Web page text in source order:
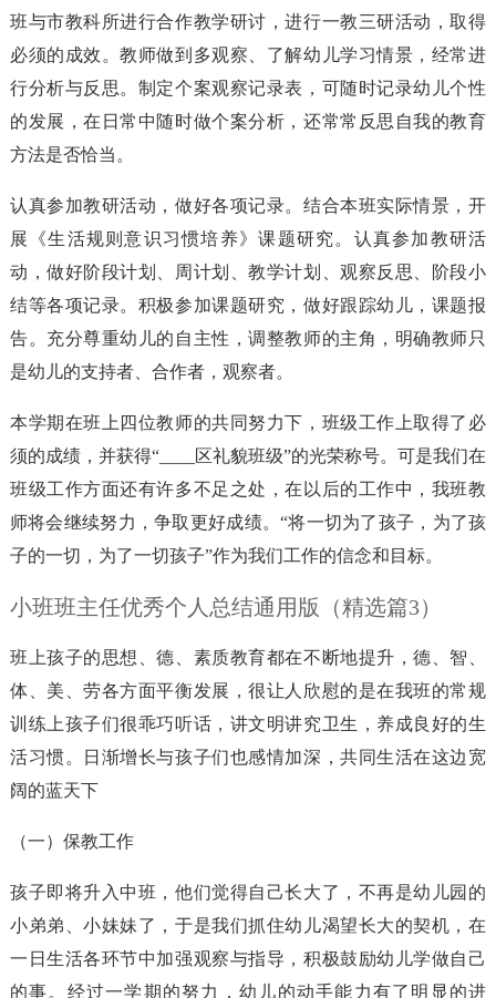
班与市教科所进行合作教学研讨，进行一教三研活动，取得
必须的成效。教师做到多观察、了解幼儿学习情景，经常进
行分析与反思。制定个案观察记录表，可随时记录幼儿个性
的发展，在日常中随时做个案分析，还常常反思自我的教育
方法是否恰当。
认真参加教研活动，做好各项记录。结合本班实际情景，开
展《生活规则意识习惯培养》课题研究。认真参加教研活
动，做好阶段计划、周计划、教学计划、观察反思、阶段小
结等各项记录。积极参加课题研究，做好跟踪幼儿，课题报
告。充分尊重幼儿的自主性，调整教师的主角，明确教师只
是幼儿的支持者、合作者，观察者。
本学期在班上四位教师的共同努力下，班级工作上取得了必
须的成绩，并获得“____区礼貌班级”的光荣称号。可是我们在
班级工作方面还有许多不足之处，在以后的工作中，我班教
师将会继续努力，争取更好成绩。“将一切为了孩子，为了孩
子的一切，为了一切孩子”作为我们工作的信念和目标。
小班班主任优秀个人总结通用版（精选篇3）
班上孩子的思想、德、素质教育都在不断地提升，德、智、
体、美、劳各方面平衡发展，很让人欣慰的是在我班的常规
训练上孩子们很乖巧听话，讲文明讲究卫生，养成良好的生
活习惯。日渐增长与孩子们也感情加深，共同生活在这边宽
阔的蓝天下
（一）保教工作
孩子即将升入中班，他们觉得自己长大了，不再是幼儿园的
小弟弟、小妹妹了，于是我们抓住幼儿渴望长大的契机，在
一日生活各环节中加强观察与指导，积极鼓励幼儿学做自己
的事。经过一学期的努力，幼儿的动手能力有了明显的进